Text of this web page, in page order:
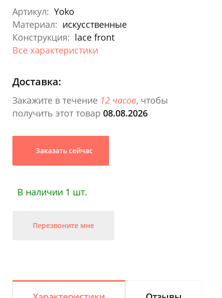
Артикул: Yoko
Материал: искусственные
Конструкция: lace front
Все характеристики
Доставка:
Закажите в течение 12 часов, чтобы
получить этот товар 08.08.2026
Заказать сейчас
В наличии 1 шт.
Перезвоните мне